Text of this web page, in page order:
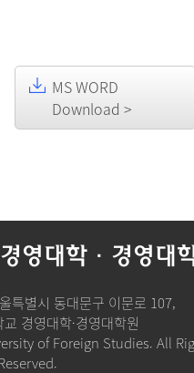
MS WORD
Download >
경영대학·경영대
특별시 동대문구 이문로 107,
경영대학·경영대학원
of Foreign Studies. All